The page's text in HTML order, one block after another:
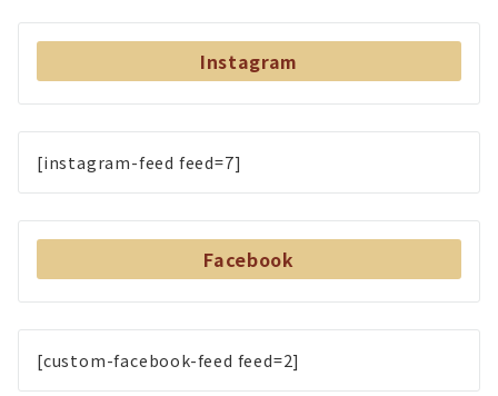
Instagram
[instagram-feed feed=7]
Facebook
[custom-facebook-feed feed=2]